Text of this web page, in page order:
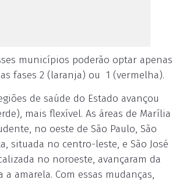
municípios poderão optar apenas
fases 2 (laranja) ou 1 (vermelha).
de saúde do Estado avançou
mais flexível. As áreas de Marília
no oeste de São Paulo, São
situada no centro-leste, e São José
no noroeste, avançaram da
a amarela. Com essas mudanças,